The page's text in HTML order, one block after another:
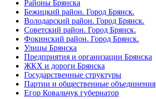
Районы Брянска
Бежицкий район. Город Брянск.
Володарский район. Город Брянск.
Советский район. Город Брянск.
Фокинский район. Город Брянск.
Улицы Брянска
Предприятия и организации Брянска
ЖКХ и дороги Брянска
Государственные структуры
Партии и общественные объединения
Егор Ковальчук губернатор